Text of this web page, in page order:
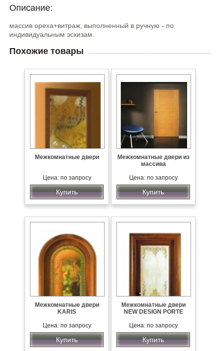
Описание:
массив ореха+витраж, выполненный в ручную - по
индивидуальным эскизам.
Похожие товары
Межкомнатные двери
Цена: по запросу
Купить
Межкомнатные двери из
массива
Цена: по запросу
Купить
Межкомнатные двери
KARIS
Цена: по запросу
Купить
Межкомнатные двери
NEW DESIGN PORTE
Цена: по запросу
Купить